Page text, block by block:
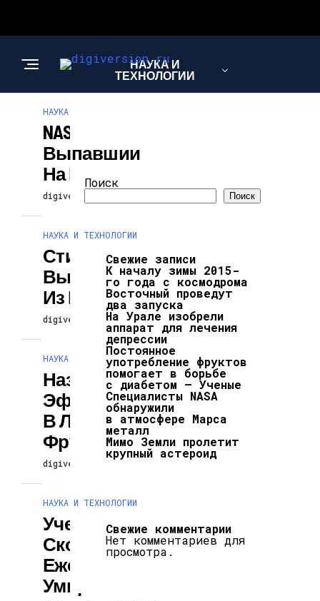
НАУКА И
ТЕХНОЛОГИИ
НАУКА И ТЕХНОЛОГИИ
NASA Показала
Выпавший
На Марсе Снег
digiversion
НАУКА И ТЕХНОЛОГИИ
Стивена Хокинга
Выписали
Из Госпиталя
digiversion 14.05.2026
НАУКА И ТЕХНОЛОГИИ
Назван
Эффективный
В Лечении Рака
Фрукт
digiversion 13.05.2026
НАУКА И ТЕХНОЛОГИИ
Ученые Узнали,
Сколько Людей
Ежегодно
Умирают От Рака
Поиск
Поиск
Свежие записи
К началу зимы 2015-
го года с космодрома
Восточный проведут
два запуска
На Урале изобрели
аппарат для лечения
депрессии
Постоянное
употребление фруктов
помогает в борьбе
с диабетом — Ученые
Специалисты NASA
обнаружили
в атмосфере Марса
металл
Мимо Земли пролетит
крупный астероид
Свежие комментарии
Нет комментариев для
просмотра.